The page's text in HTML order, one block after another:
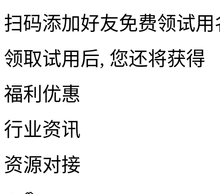
扫码添加好友免费领试用
领取试用后, 您还将获得
福利优惠
行业资讯
资源对接